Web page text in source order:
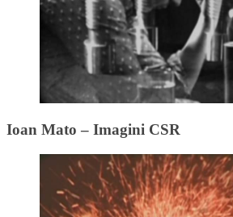
Ioan Mato – Imagini CSR